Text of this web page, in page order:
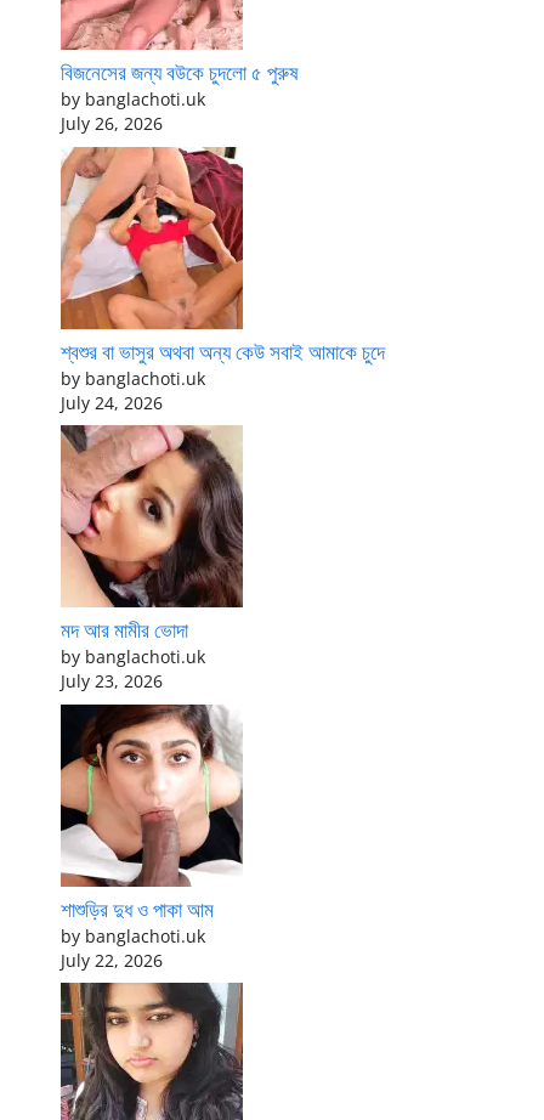
বিজনেসের জন্য বউকে চুদলো ৫ পুরুষ
by banglachoti.uk
July 26, 2026
শ্বশুর বা ভাসুর অথবা অন্য কেউ সবাই আমাকে চুদে
by banglachoti.uk
July 24, 2026
মদ আর মামীর ভোদা
by banglachoti.uk
July 23, 2026
শাশুড়ির দুধ ও পাকা আম
by banglachoti.uk
July 22, 2026